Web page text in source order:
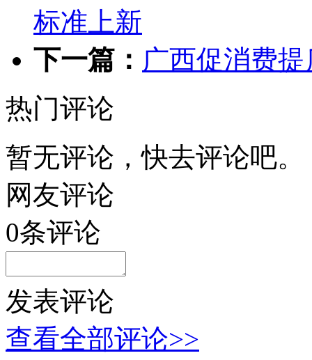
标准上新
下一篇： 广西促消费
热门评论
暂无评论，快去评论吧。
网友评论
0条评论
发表评论
查看全部评论>>